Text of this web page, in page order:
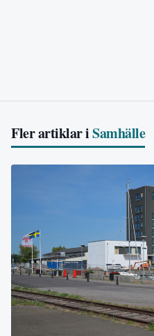
Fler artiklar iSamhälle